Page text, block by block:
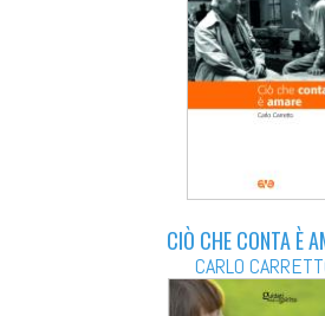
CIÒ CHE CONTA È
CARLO